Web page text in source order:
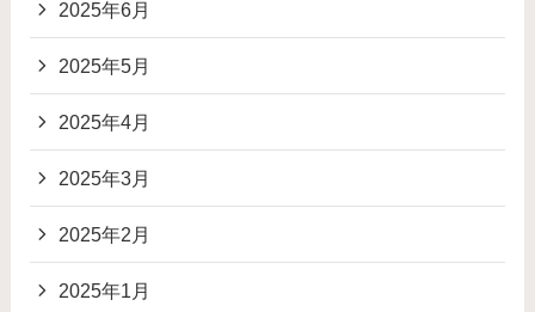
2025年6月
2025年5月
2025年4月
2025年3月
2025年2月
2025年1月